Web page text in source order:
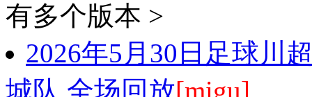
有多个版本 >
2026年5月30日足球川
城队 全场回放[migu]